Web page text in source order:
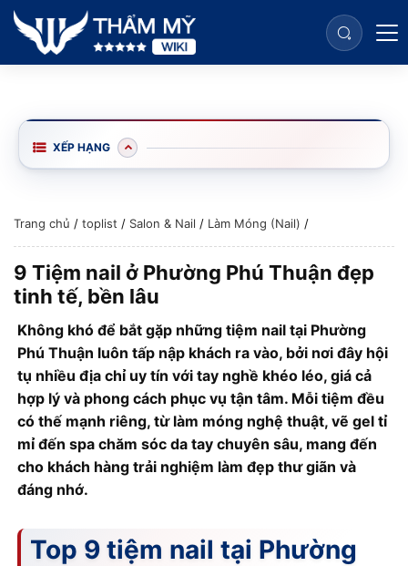
XẾP HẠNG
Trang chủ / toplist / Salon & Nail / Làm Móng (Nail) /
9 Tiệm nail ở Phường Phú Thuận đẹp
tinh tế, bền lâu
Không khó để bắt gặp những tiệm nail tại Phường
Phú Thuận luôn tấp nập khách ra vào, bởi nơi đây hội
tụ nhiều địa chỉ uy tín với tay nghề khéo léo, giá cả
hợp lý và phong cách phục vụ tận tâm. Mỗi tiệm đều
có thế mạnh riêng, từ làm móng nghệ thuật, vẽ gel tỉ
mỉ đến spa chăm sóc da tay chuyên sâu, mang đến
cho khách hàng trải nghiệm làm đẹp thư giãn và
đáng nhớ.
Top 9 tiệm nail tại Phường